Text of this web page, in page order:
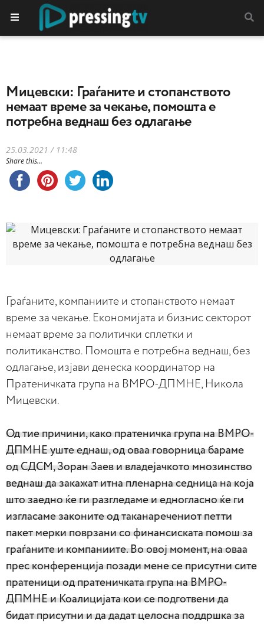
Мицевски: Граѓаните и стопанството
немаат време за чекање, помошта е
потребна веднаш без одлагање
25.03.2021 / 11:48
Share this...
Граѓаните, компаниите и стопанството немаат
време за чекање. Економијата и бизнис секторот
немаат време за политички сплетки и
политиканство. Помошта е потребна веднаш, без
одлагање, изјави денеска координатор на
Пратеничката група на ВМРО-ДПМНЕ, Никола
Мицевски.
Од тие причини, како пратеничка група на ВМРО-
ДПМНЕ уште еднаш, од оваа говорница бараме
од СДСМ, Зоран Заев и владејачкото мнозинство
веднаш да закажат итна пленарна седница на која
што заедно ќе ги разгледаме и едногласно ќе ги
изгласаме законите од таканаречениот петти
пакет мерки поврзани со финансиската помош за
граѓаните и компаниите. Во овој момент, на оваа
прес конференција позади мене се присутни сите
пратеници од пратеничката група на ВМРО-
ДПМНЕ и Коалицијата кои се подготвени да
бидат присутни и да дадат целосна поддршка за